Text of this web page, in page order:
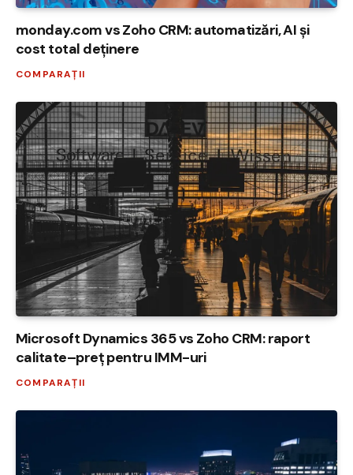
monday.com vs Zoho CRM: automatizări, AI și
cost total deținere
COMPARAȚII
Microsoft Dynamics 365 vs Zoho CRM: raport
calitate–preț pentru IMM-uri
COMPARAȚII